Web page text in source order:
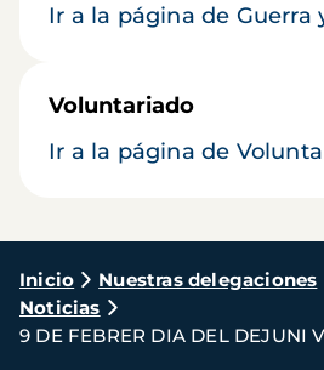
Ir a la página de Guerra
Voluntariado
Ir a la página de
Ruta
de
navegación
Inicio Nuestras delegaciones
Noticias
9 DE FEBRER DIA DEL DEJUNI